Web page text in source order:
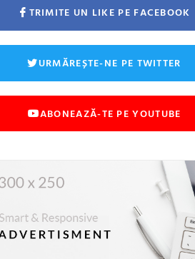
TRIMITE UN LIKE PE FACEBOOK
URMĂREȘTE-NE PE TWITTER
ABONEAZĂ-TE PE YOUTUBE